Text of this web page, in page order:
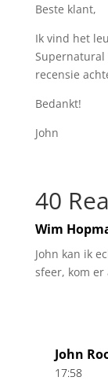
Beste klant,
Ik vind het
Supernatural
recensie
Bedankt!
John
40
Wim
John kan ik
sfeer, kom er
John
17:58